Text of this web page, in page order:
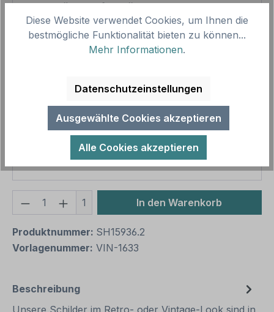
Pro-Stück-Aufschläge
Produktpreis
46,65 €
Zwischensumme
Zusammenfassung
Gesamtpreis
46,65 €
Preise inkl. MwSt. zzgl. Versandkosten
Aufgrund von Neuberechnungen im Warenkorb sind
abweichende Endpreise möglich.
Produkt Anzahl: Gib den
1 In den Warenkorb
Produktnummer: SH15936.2
Vorlagenummer: VIN-1633
Beschreibung
Unsere Schilder im Retro- oder Vintage-Look sind in
Diese Website verwendet Cookies, um Ihnen die
bestmögliche Funktionalität bieten zu können...
Mehr Informationen.
Datenschutzeinstellungen
Ausgewählte Cookies akzeptieren
Alle Cookies akzeptieren